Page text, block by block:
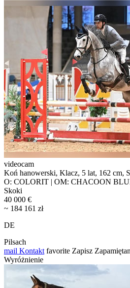
videocam
Koń hanowerski, Klacz, 5 lat, 162 cm,
O: COLORIT | OM: CHACOON
Skoki
40 000 €
~ 184 161 zł
DE
Pilsach
mail Kontakt favorite Zapisz
Wyróżnienie